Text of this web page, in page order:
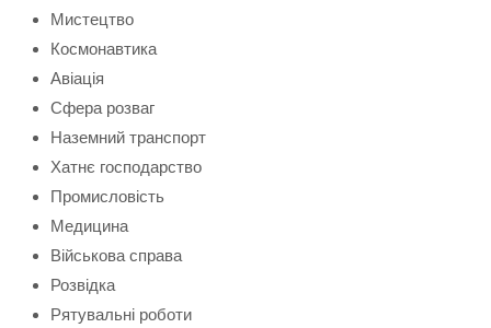
Мистецтво
Космонавтика
Авіація
Сфера розваг
Наземний транспорт
Хатнє господарство
Промисловість
Медицина
Військова справа
Розвідка
Рятувальні роботи